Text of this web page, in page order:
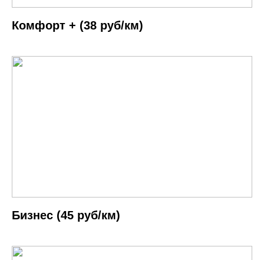
Комфорт + (38 руб/км)
Бизнес (45 руб/км)